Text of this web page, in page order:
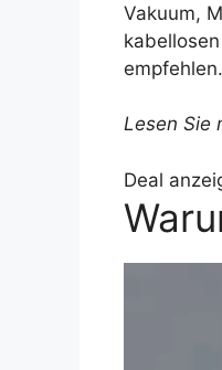
Vakuum,
empfehlen.
Lesen Sie
Deal